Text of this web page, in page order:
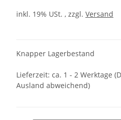
inkl. 19% USt. , zzgl. Versand
Knapper Lagerbestand
Lieferzeit: ca. 1 - 2 Werktage
Ausland abweichend)